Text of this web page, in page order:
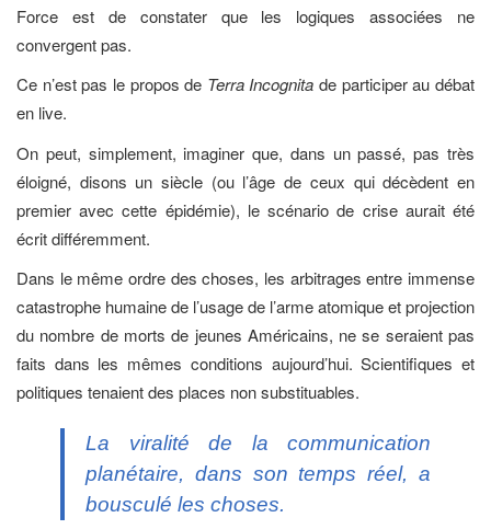
Force est de constater que les logiques associées ne
convergent pas.
Ce n’est pas le propos de Terra Incognita de participer au débat
en live.
On peut, simplement, imaginer que, dans un passé, pas très
éloigné, disons un siècle (ou l’âge de ceux qui décèdent en
premier avec cette épidémie), le scénario de crise aurait été
écrit différemment.
Dans le même ordre des choses, les arbitrages entre immense
catastrophe humaine de l’usage de l’arme atomique et projection
du nombre de morts de jeunes Américains, ne se seraient pas
faits dans les mêmes conditions aujourd’hui. Scientifiques et
politiques tenaient des places non substituables.
La viralité de la communication
planétaire, dans son temps réel, a
bousculé les choses.